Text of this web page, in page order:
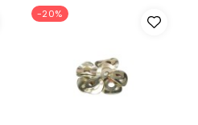
-20%